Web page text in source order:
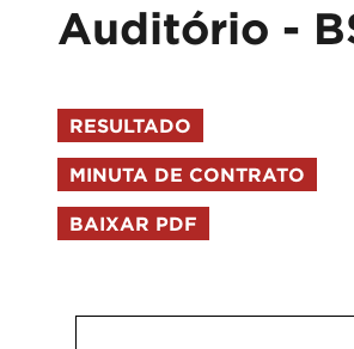
Auditório -
RESULTADO
MINUTA DE CONTRATO
BAIXAR PDF